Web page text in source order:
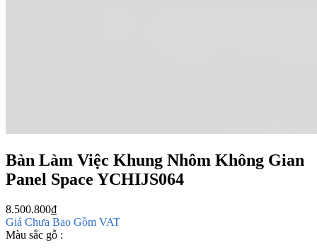
Bàn Làm Việc Khung Nhôm Không Gian
Panel Space YCHIJS064
8.500.800₫
Giá Chưa Bao Gồm VAT
Màu sắc gỗ :